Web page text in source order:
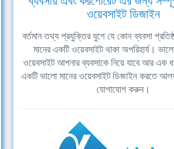
ওয়েবসাইট ডিজাইন
বর্তমান তথ্য প্রযুক্তির যুগে যে কোন ব্যবসা
মানের একটি ওয়েবসাইট থাকা অপরিহার্য।
ওয়েবসাইট আপনার ব্যবসাকে নিয়ে যাবে আর এক
একটি ভালো মানের ওয়েবসাইট ডিজাইন করতে
যোগাযোগ করুন।